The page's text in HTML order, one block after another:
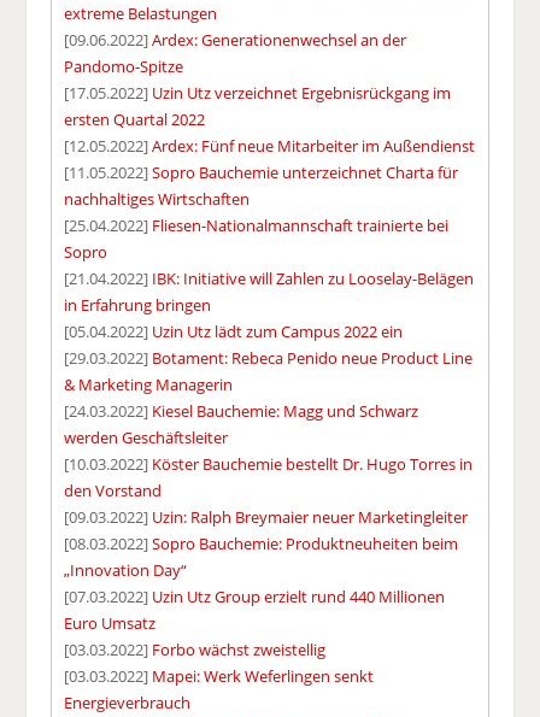
extreme Belastungen
[09.06.2022]Ardex: Generationenwechsel an der
Pandomo-Spitze
[17.05.2022] Uzin Utz verzeichnet Ergebnisrückgang im
ersten Quartal 2022
[12.05.2022]Ardex: Fünf neue Mitarbeiter im Außendienst
[11.05.2022]Sopro Bauchemie unterzeichnet Charta für
nachhaltiges Wirtschaften
[25.04.2022] Fliesen-Nationalmannschaft trainierte bei
Sopro
[21.04.2022] IBK: Initiative will Zahlen zu Looselay-Belägen
in Erfahrung bringen
[05.04.2022] Uzin Utz lädt zum Campus 2022 ein
[29.03.2022] Botament: Rebeca Penido neue Product Line
& Marketing Managerin
[24.03.2022] Kiesel Bauchemie: Magg und Schwarz
werden Geschäftsleiter
[10.03.2022] Köster Bauchemie bestellt Dr. Hugo Torres in
den Vorstand
[09.03.2022] Uzin: Ralph Breymaier neuer Marketingleiter
[08.03.2022]Sopro Bauchemie: Produktneuheiten beim
„Innovation Day“
[07.03.2022] Uzin Utz Group erzielt rund 440 Millionen
Euro Umsatz
[03.03.2022] Forbo wächst zweistellig
[03.03.2022] Mapei: Werk Weferlingen senkt
Energieverbrauch